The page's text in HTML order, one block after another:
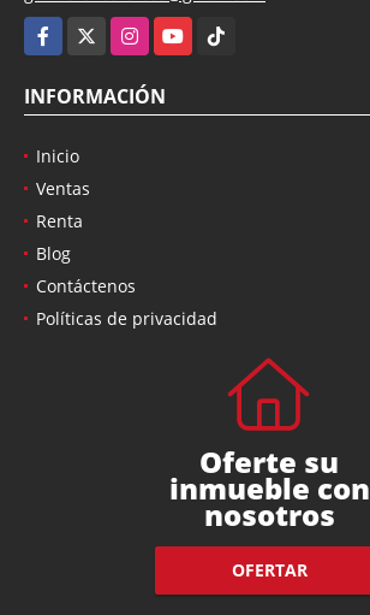
Facebook
InstagramYouTubeTikTok
INFORMACIÓN
Inicio
Ventas
Renta
Blog
Contáctenos
Políticas de privacidad
Oferte su
inmueble con
nosotros
OFERTAR